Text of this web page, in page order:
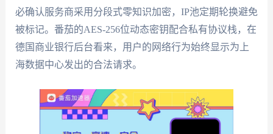
必确认服务商采用分段式零知识加密，IP池定期轮换避免
被标记。番茄的AES-256位动态密钥配合私有协议栈，在
德国商业银行后台看来，用户的网络行为始终显示为上
海数据中心发出的合法请求。